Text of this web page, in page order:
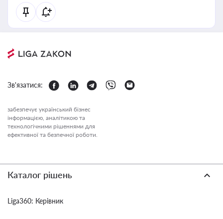
Зв'язатися:
забезпечує український бізнес
інформацією, аналітикою та
технологічними рішеннями для
ефективної та безпечної роботи.
Каталог рішень
Liga360: Керівник